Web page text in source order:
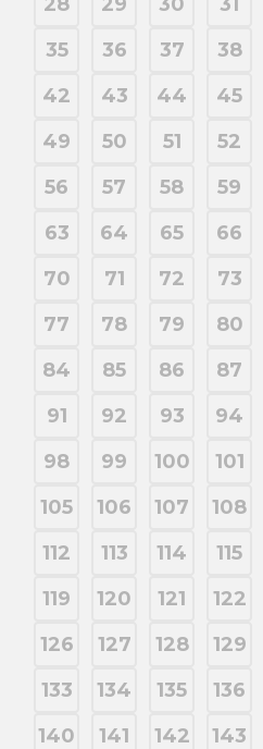
35
36 37 38
42
43 44 45
49
50 51 52
56
57 58 59
63
64 65 66
70
71 72 73
77
78 79 80
84
85 86 87
91
92 93 94
98
99 100 101
105
106 107 108
112
113 114 115
119
120 121 122
126
127 128 129
133
134 135 136
140
141 142 143